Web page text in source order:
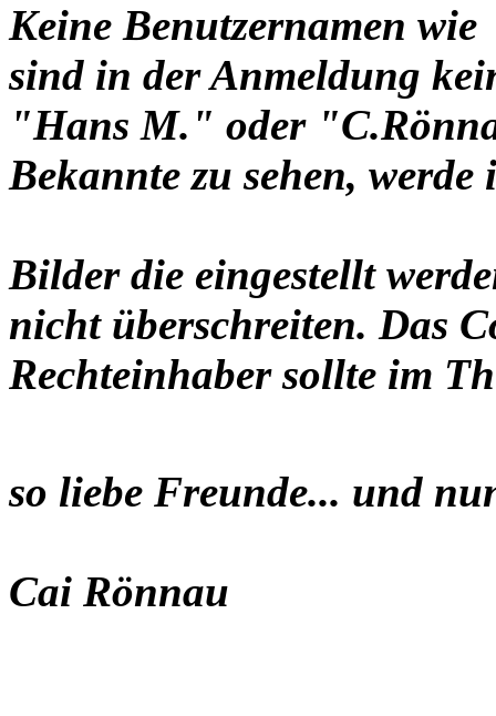
Keine Benutzernamen
sind in der Anmeldung
"Hans M." oder
Bekannte zu sehen,
Bilder die eingestellt
nicht überschreiten. Das
Rechteinhaber sollte im
so liebe Freunde... und
Cai Rönnau